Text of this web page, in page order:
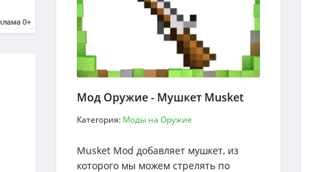
Мод Оружие - Мушкет Musket
Категория: Моды на Оружие
Musket Mod добавляет мушкет, из
которого мы можем стрелять по